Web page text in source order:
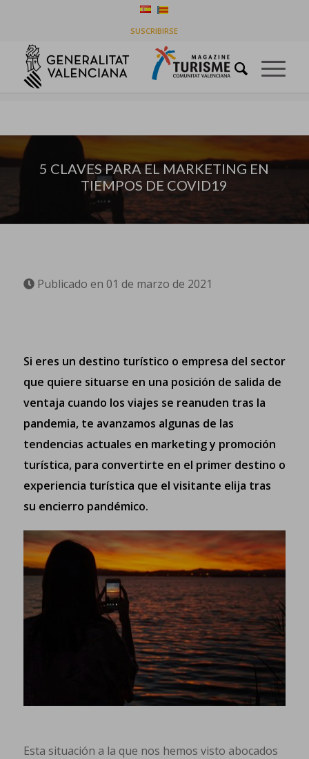
SUSCRIBIRSE
COVID19
Usted está aquí: Inicio / Destinos
5 CLAVES PARA EL MARKETING EN TIEMPOS DE COVID19
5 CLAVES PARA EL MARKETING EN
TIEMPOS DE COVID19
Publicado en 01 de marzo de 2021
Si eres un destino turístico o empresa del sector
que quiere situarse en una posición de salida de
ventaja cuando los viajes se reanuden tras la
pandemia, te avanzamos algunas de las
tendencias actuales en marketing y promoción
turística, para convertirte en el primer destino o
experiencia turística que el visitante elija tras
su encierro pandémico.
Esta situación a la que nos hemos visto abocados